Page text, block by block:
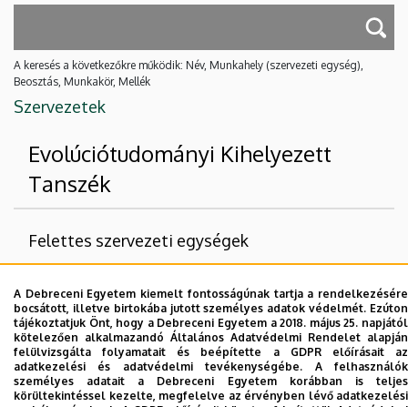
A keresés a következőkre működik: Név, Munkahely (szervezeti egység),
Beosztás, Munkakör, Mellék
Szervezetek
Evolúciótudományi Kihelyezett
Tanszék
Felettes szervezeti egységek
Természettudományi és Technológiai Kar
Biológiai és Ökológiai Intézet
Nincs találat.
A Debreceni Egyetem kiemelt fontosságúnak tartja a rendelkezésére
bocsátott, illetve birtokába jutott személyes adatok védelmét. Ezúton
tájékoztatjuk Önt, hogy a Debreceni Egyetem a 2018. május 25. napjától
kötelezően alkalmazandó Általános Adatvédelmi Rendelet alapján
felülvizsgálta folyamatait és beépítette a GDPR előírásait az
adatkezelési és adatvédelmi tevékenységébe. A felhasználók
személyes adatait a Debreceni Egyetem korábban is teljes
körültekintéssel kezelte, megfelelve az érvényben lévő adatkezelési